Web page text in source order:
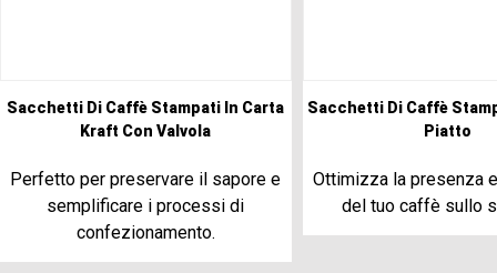
Sacchetti Di Caffè Stampati In Carta
Kraft Con Valvola
Perfetto per preservare il sapore e
semplificare i processi di
confezionamento.
Sacchetti Di Caffè
Piatto
Ottimizza la presenza
del tuo caffè sullo